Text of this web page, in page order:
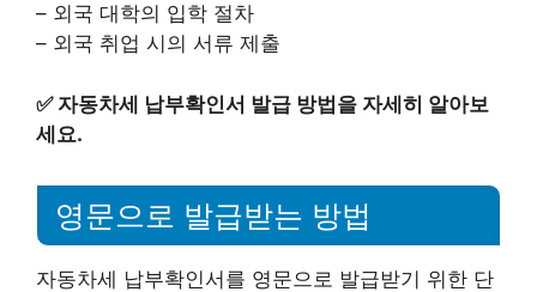
– 외국 대학의 입학 절차
– 외국 취업 시의 서류 제출
✅ 자동차세 납부확인서 발급 방법을 자세히 알아보
세요.
영문으로 발급받는 방법
자동차세 납부확인서를 영문으로 발급받기 위한 단